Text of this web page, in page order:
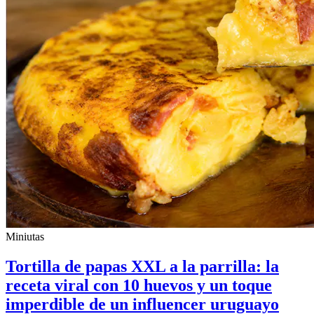
Miniutas
Tortilla de papas XXL a la parrilla: la
receta viral con 10 huevos y un toque
imperdible de un influencer uruguayo